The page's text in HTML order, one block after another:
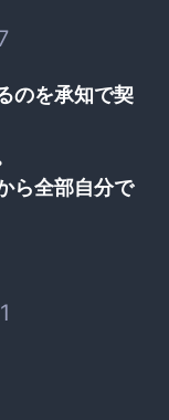
のを承知で契
ら全部自分で